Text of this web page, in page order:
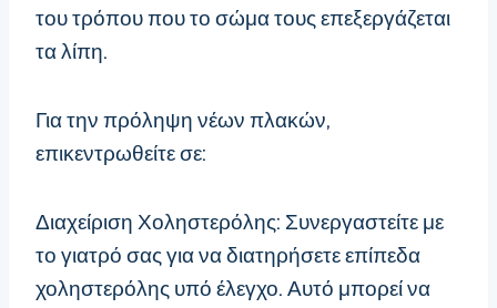
του τρόπου που το σώμα τους επεξεργάζεται
τα λίπη.
Για την πρόληψη νέων πλακών,
επικεντρωθείτε σε:
Διαχείριση Χοληστερόλης: Συνεργαστείτε με
το γιατρό σας για να διατηρήσετε επίπεδα
χοληστερόλης υπό έλεγχο. Αυτό μπορεί να